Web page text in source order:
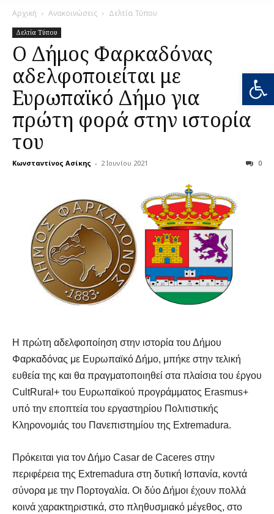
Αρχική Ανακοινώσεις Δελτία Τύπου
Δελτία Τύπου
Ο Δήμος Φαρκαδόνας
αδελφοποιείται με
Ευρωπαϊκό Δήμο για
πρώτη φορά στην ιστορία
του
Κωνσταντίνος Ασίκης - 2 Ιουνίου 2021 0
Η πρώτη αδελφοποίηση στην ιστορία του Δήμου
Φαρκαδόνας με Ευρωπαϊκό Δήμο, μπήκε στην τελική
ευθεία της και θα πραγματοποιηθεί στα πλαίσια του έργου
CultRural+ του Ευρωπαϊκού προγράμματος Erasmus+
υπό την εποπτεία του εργαστηρίου Πολιτιστικής
Κληρονομιάς του Πανεπιστημίου της Extremadura.
Πρόκειται για τον Δήμο Casar de Caceres στην
περιφέρεια της Extremadura στη δυτική Ισπανία, κοντά
σύνορα με την Πορτογαλία. Οι δύο Δήμοι έχουν πολλά
κοινά χαρακτηριστικά, στο πληθυσμιακό μέγεθος, στο